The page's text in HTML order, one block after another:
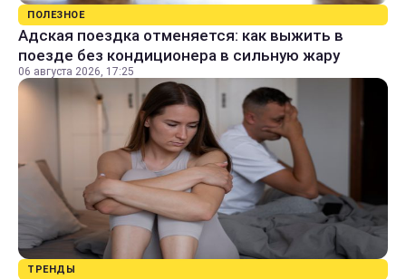
ПОЛЕЗНОЕ
Адская поездка отменяется: как выжить в
поезде без кондиционера в сильную жару
06 августа 2026, 17:25
ТРЕНДЫ